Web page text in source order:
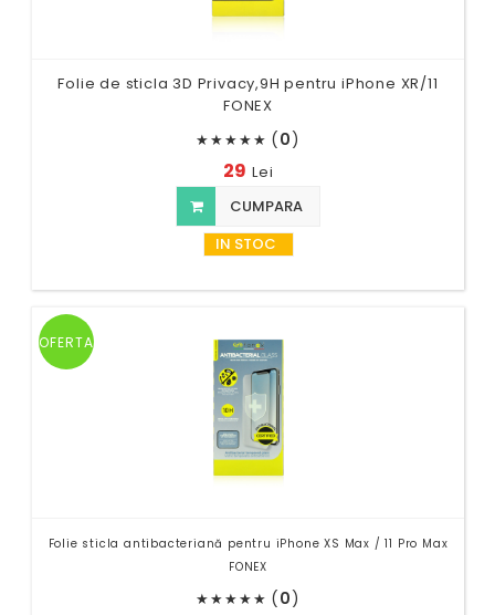
Folie de sticla 3D Privacy,9H pentru iPhone XR/11
FONEX
★★★★★ (0)
29 Lei
CUMPARA
IN STOC
OFERTA
Folie sticla antibacteriană pentru iPhone XS Max / 11 Pro Max
FONEX
★★★★★ (0)